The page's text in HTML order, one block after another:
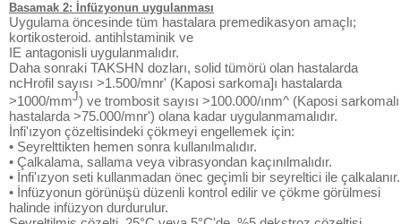
Basamak 2: İnfüzyonun uygulanması
Uygulama öncesinde tüm hastalara premedikasyon amaçlı;
kortikosteroid. antihİstaminik ve
IE antagonisli uygulanmalıdır.
Daha sonraki TAKSHN dozları, solid tümörü olan hastalarda
ncHrofil sayısı >1.500/mnr' (Kaposi sarkoma]ı hastalarda
>1000/mmJ) ve trombosit sayısı >100.000/ınm^ (Kaposi sarkomalı
hastalarda >75.000/mnr') olana kadar uygulanmamalıdır.
İnfi'ızyon çözeltisindeki çökmeyi engellemek için:
• Seyrelttikten hemen sonra kullanılmalıdır.
• Çalkalama, sallama veya vibrasyondan kaçınılmalıdır.
• İnfi'ızyon seti kullanmadan önec geçimli bir seyreltici ile çalkalanır.
• İnfüzyonun görünüşü düzenli kontrol edilir ve çökme görülmesi
halinde infüzyon durdurulur.